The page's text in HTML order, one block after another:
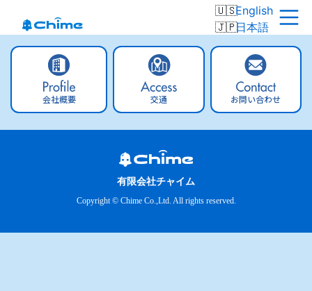
English
日本語
会社概要 交通 お問い合わせ
有限会社チャイム
Copyright © Chime Co.,Ltd. All rights reserved.